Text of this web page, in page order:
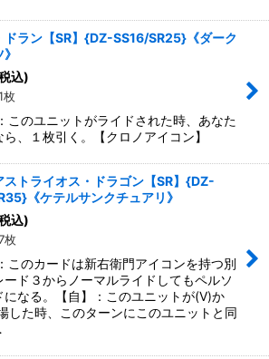
ドラン【SR】{DZ-SS16/SR25}《ダーク
込)
枚
このユニットがライドされた時、あなた
、１枚引く。【クロノアイコン】
ストライオス・ドラゴン【SR】{DZ-
《ケテルサンクチュアリ》
込)
枚
このカードは新右衛門アイコンを持つ別
ード３からノーマルライドしてもペルソ
になる。【自】：このユニットが(V)か
した時、このターンにこのユニットと同